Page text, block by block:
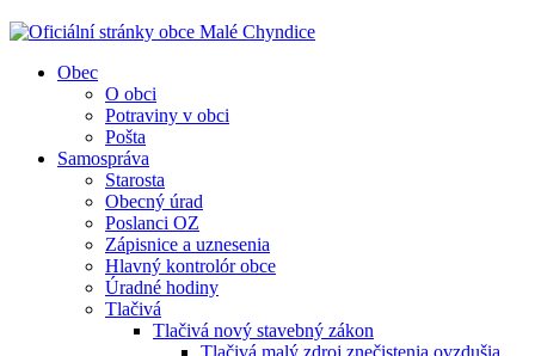
Obec
O obci
Potraviny v obci
Pošta
Samospráva
Starosta
Obecný úrad
Poslanci OZ
Zápisnice a uznesenia
Hlavný kontrolór obce
Úradné hodiny
Tlačivá
Tlačivá nový stavebný zákon
Tlačivá malý zdroj znečistenia ovzdušia